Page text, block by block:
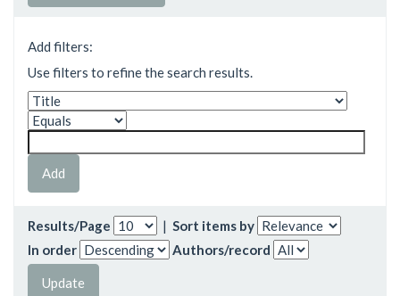
Add filters:
Use filters to refine the search results.
Results/Page | Sort items by
In order
Authors/record